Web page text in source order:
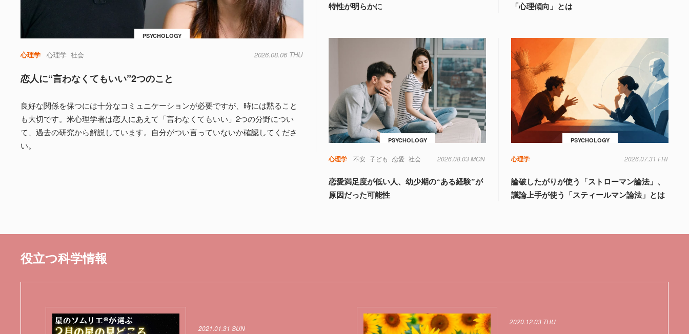
PSYCHOLOGY
心理学 心理学 社会 2026.08.06 THU
恋人に“言わなくてもいい”2つのこと
良好な関係を保つには十分なコミュニケーションが必要ですが、時には黙ること
も大切です。米心理学者は恋人にあえて「言わなくてもいい」2つの分野につい
て、過去の研究から解説しています。自分がつい言っていないか確認してくださ
い。
特性が明らかに
「心理傾向」とは
PSYCHOLOGY
心理学 不安 子ども 恋愛 社会 2026.08.03 MON
恋愛満足度が低い人、幼少期の“ある経験”が
原因だった可能性
PSYCHOLOGY
心理学 2026.07.31 FRI
論破したがりが使う「ストローマン論法」、
議論上手が使う「スティールマン論法」とは
役立つ科学情報
2021.01.31 SUN
2020.12.03 THU